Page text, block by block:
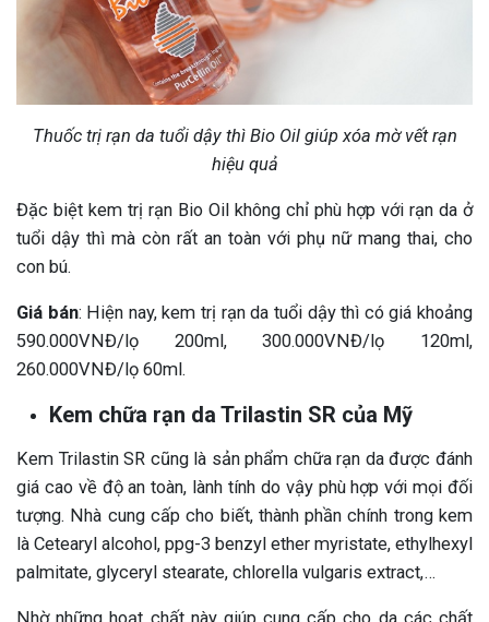
Thuốc trị rạn da tuổi dậy thì Bio Oil giúp xóa mờ vết rạn
hiệu quả
Đặc biệt kem trị rạn Bio Oil không chỉ phù hợp với rạn da ở
tuổi dậy thì mà còn rất an toàn với phụ nữ mang thai, cho
con bú.
Giá bán: Hiện nay, kem trị rạn da tuổi dậy thì có giá khoảng
590.000VNĐ/lọ 200ml, 300.000VNĐ/lọ 120ml,
260.000VNĐ/lọ 60ml.
Kem chữa rạn da Trilastin SR của Mỹ
Kem Trilastin SR cũng là sản phẩm chữa rạn da được đánh
giá cao về độ an toàn, lành tính do vậy phù hợp với mọi đối
tượng. Nhà cung cấp cho biết, thành phần chính trong kem
là Cetearyl alcohol, ppg-3 benzyl ether myristate, ethylhexyl
palmitate, glyceryl stearate, chlorella vulgaris extract,…